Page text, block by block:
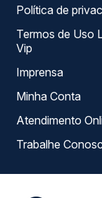
Política de
Termos de Uso Louge
Vip
Imprensa
Minha Conta
Trabalhe